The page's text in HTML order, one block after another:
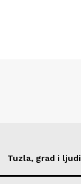
Tuzla, grad i ljudi